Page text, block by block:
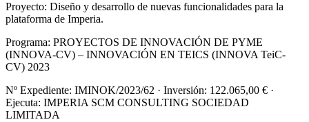
Proyecto: Diseño y desarrollo de nuevas funcionalidades para la
plataforma de Imperia.
Programa: PROYECTOS DE INNOVACIÓN DE PYME
(INNOVA-CV) – INNOVACIÓN EN TEICS (INNOVA TeiC-
CV) 2023
Nº Expediente: IMINOK/2023/62 · Inversión: 122.065,00 € ·
Ejecuta: IMPERIA SCM CONSULTING SOCIEDAD
LIMITADA